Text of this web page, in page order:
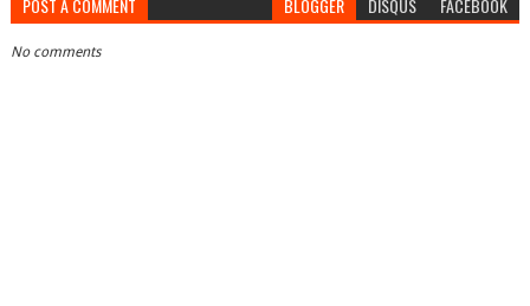
POST A COMMENT BLOGGER DISQUS FACEBOOK
No comments